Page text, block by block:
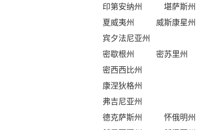
印第安纳州
堪萨斯州
夏威夷州
威斯康星州
宾夕法尼亚州
密歇根州
密苏里州
密西西比州
康涅狄格州
弗吉尼亚州
德克萨斯州
怀俄明州